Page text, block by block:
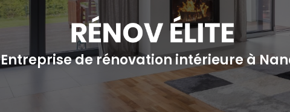
Entreprise de rénovation intérieure à